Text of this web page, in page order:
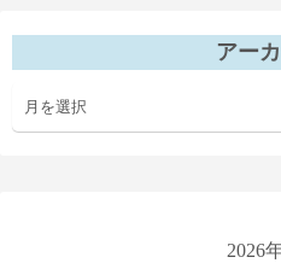
アー
月を選択
2026